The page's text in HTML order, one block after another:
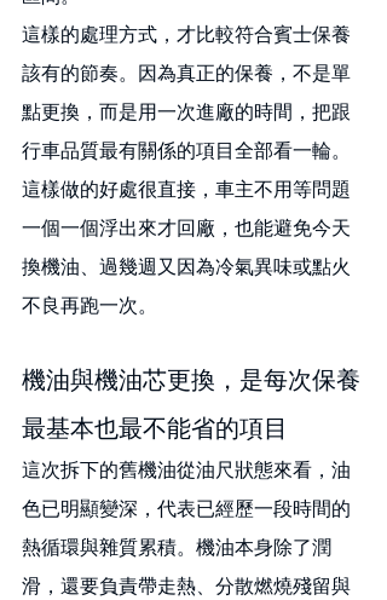
這樣的處理方式，才比較符合賓士保養
該有的節奏。因為真正的保養，不是單
點更換，而是用一次進廠的時間，把跟
行車品質最有關係的項目全部看一輪。
這樣做的好處很直接，車主不用等問題
一個一個浮出來才回廠，也能避免今天
換機油、過幾週又因為冷氣異味或點火
不良再跑一次。
機油與機油芯更換，是每次保養
最基本也最不能省的項目
這次拆下的舊機油從油尺狀態來看，油
色已明顯變深，代表已經歷一段時間的
熱循環與雜質累積。機油本身除了潤
滑，還要負責帶走熱、分散燃燒殘留與